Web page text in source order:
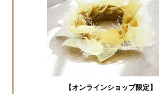
【オンラインショップ限定】